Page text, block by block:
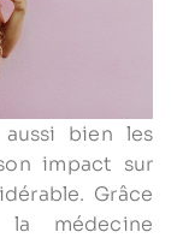
bien les
impact sur
Grâce
médecine